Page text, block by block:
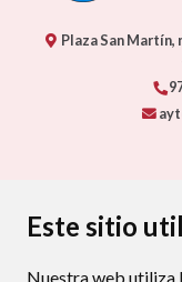
Este sitio
Nuestra web utiliza
Plaza San Martín,